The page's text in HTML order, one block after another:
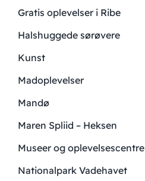
Gratis oplevelser i Ribe
Halshuggede sørøvere
Kunst
Madoplevelser
Mandø
Maren Spliid – Heksen
Museer og oplevelsescentre
Nationalpark Vadehavet